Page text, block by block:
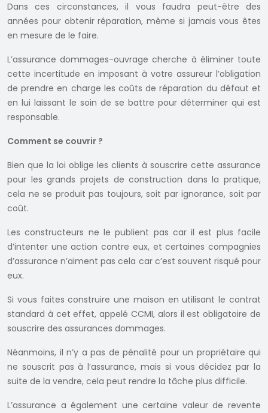
Dans ces circonstances, il vous faudra peut-être des
années pour obtenir réparation, même si jamais vous êtes
en mesure de le faire.
L’assurance dommages-ouvrage cherche à éliminer toute
cette incertitude en imposant à votre assureur l’obligation
de prendre en charge les coûts de réparation du défaut et
en lui laissant le soin de se battre pour déterminer qui est
responsable.
Comment se couvrir ?
Bien que la loi oblige les clients à souscrire cette assurance
pour les grands projets de construction dans la pratique,
cela ne se produit pas toujours, soit par ignorance, soit par
coût.
Les constructeurs ne le publient pas car il est plus facile
d’intenter une action contre eux, et certaines compagnies
d’assurance n’aiment pas cela car c’est souvent risqué pour
eux.
Si vous faites construire une maison en utilisant le contrat
standard à cet effet, appelé CCMI, alors il est obligatoire de
souscrire des assurances dommages.
Néanmoins, il n’y a pas de pénalité pour un propriétaire qui
ne souscrit pas à l’assurance, mais si vous décidez par la
suite de la vendre, cela peut rendre la tâche plus difficile.
L’assurance a également une certaine valeur de revente